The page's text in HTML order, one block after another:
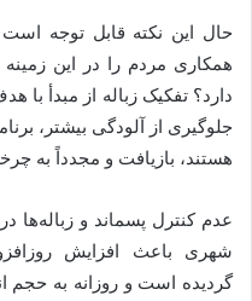
حال این نکته قابل توجه
همکاری مردم را در این
دارد؟ تفکیک زباله از مبدأ با
جلوگیری از آلودگی بیشتر،
هستند، بازیافت و مجدداً به
عدم کنترل پسماند و
شهری باعث افزایش
گردیده است و روزانه به حجم